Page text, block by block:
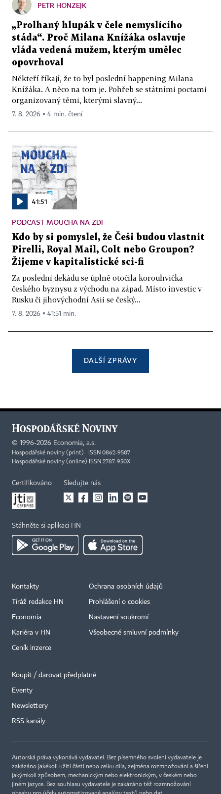
PETR HONZEJK
„Prolhaný hlupák v čele nemyslícího
stáda“. Proč Milana Knížáka oslavuje
vláda vedená mužem, kterým umělec
opovrhoval
Někteří říkají, že to byl poslední happening Milana
Knížáka. A něco na tom je. Pohřeb se státními poctami
organizovaný těmi, kterými slavný...
7. 8. 2026 ▪ 4 min. čtení
41:51
PODCAST MOUCHA NA ZDI
Kdo by si pomyslel, že Češi budou vlastnit
Pirelli, Royal Mail, Colt nebo Groupon?
Žijeme v kapitalistické sci-fi
Za poslední dekádu se úplně otočila korouhvička
českého byznysu z východu na západ. Místo investic v
Rusku či jihovýchodní Asii se český...
7. 8. 2026 ▪ 41:51 min.
DALŠÍ ZPRÁVY
© 1996-2026 Economia, a.s.
Hospodářské noviny (print) ISSN 0862-9587
Hospodářské noviny (online) ISSN 2787-950X
Certifikováno Sledujte nás
Stáhněte si aplikaci HN
Kontakty
Tiráž redakce HN
Economia
Kariéra v HN
Ceník inzerce
Ochrana osobních údajů
Prohlášení o cookies
Nastavení soukromí
Všeobecné smluvní podmínky
Koupit / darovat předplatné
Eventy
Newslettery
RSS kanály
Autorská práva vykonává vydavatel. Bez písemného svolení vydavatele je
zakázáno jakékoli užití částí nebo celku díla, zejména rozmnožování a šíření
jakýmkoli způsobem, mechanickým nebo elektronickým, v českém nebo
jiném jazyce. Bez souhlasu vydavatele je zakázáno též rozmnožování